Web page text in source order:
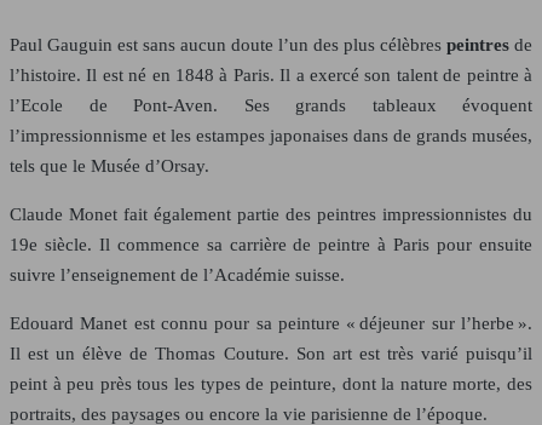
Paul Gauguin est sans aucun doute l’un des plus célèbres peintres de
l’histoire. Il est né en 1848 à Paris. Il a exercé son talent de peintre à
l’Ecole de Pont-Aven. Ses grands tableaux évoquent
l’impressionnisme et les estampes japonaises dans de grands musées,
tels que le Musée d’Orsay.
Claude Monet fait également partie des peintres impressionnistes du
19e siècle. Il commence sa carrière de peintre à Paris pour ensuite
suivre l’enseignement de l’Académie suisse.
Edouard Manet est connu pour sa peinture « déjeuner sur l’herbe ».
Il est un élève de Thomas Couture. Son art est très varié puisqu’il
peint à peu près tous les types de peinture, dont la nature morte, des
portraits, des paysages ou encore la vie parisienne de l’époque.